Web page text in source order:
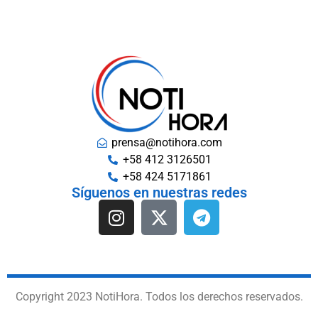
prensa@notihora.com
+58 412 3126501
+58 424 5171861
Síguenos en nuestras redes
Copyright 2023 NotiHora. Todos los derechos reservados.